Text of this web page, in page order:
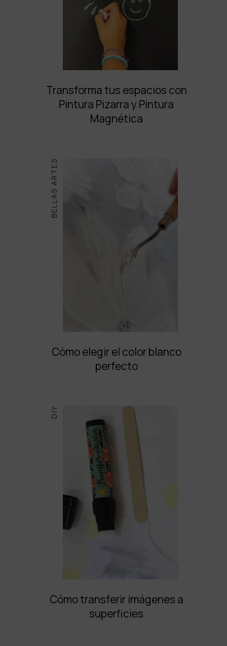
Transforma tus espacios con
Pintura Pizarra y Pintura
Magnética
BELLAS ARTES
Cómo elegir el color blanco
perfecto
DIY
Cómo transferir imágenes a
superficies